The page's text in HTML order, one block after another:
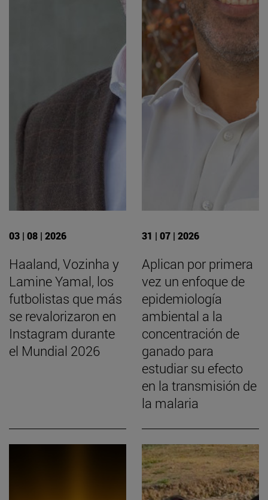
03 | 08 | 2026
Haaland, Vozinha y
Lamine Yamal, los
futbolistas que más
se revalorizaron en
Instagram durante
el Mundial 2026
31 | 07 | 2026
Aplican por primera
vez un enfoque de
epidemiología
ambiental a la
concentración de
ganado para
estudiar su efecto
en la transmisión de
la malaria